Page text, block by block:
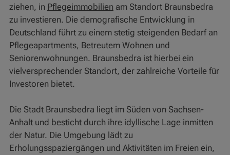
ziehen, in Pflegeimmobilien am Standort Braunsbedra
zu investieren. Die demografische Entwicklung in
Deutschland führt zu einem stetig steigenden Bedarf an
Pflegeapartments, Betreutem Wohnen und
Seniorenwohnungen. Braunsbedra ist hierbei ein
vielversprechender Standort, der zahlreiche Vorteile für
Investoren bietet.
Die Stadt Braunsbedra liegt im Süden von Sachsen-
Anhalt und besticht durch ihre idyllische Lage inmitten
der Natur. Die Umgebung lädt zu
Erholungsspaziergängen und Aktivitäten im Freien ein,